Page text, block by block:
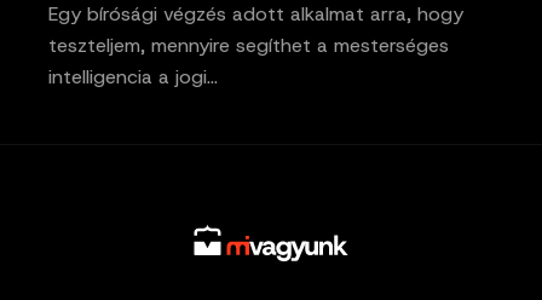
Egy bírósági végzés adott alkalmat arra, hogy
teszteljem, mennyire segíthet a mesterséges
intelligencia a jogi…